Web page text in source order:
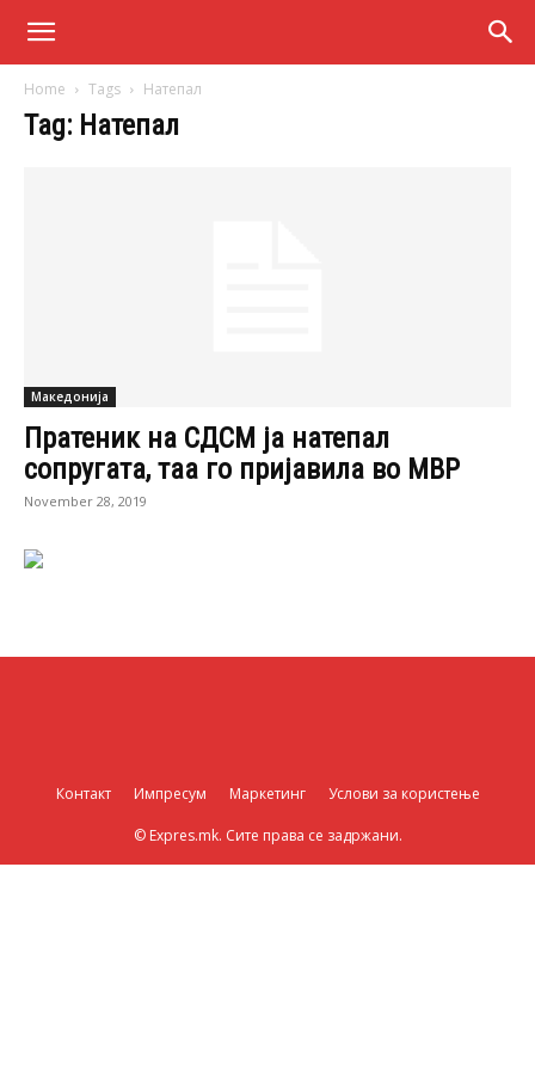
Home Tags Натепал
Tag: Натепал
Македонија
Пратеник на СДСМ ја натепал
сопругата, таа го пријавила во МВР
November 28, 2019
Контакт Импресум Маркетинг Услови за користење
© Expres.mk. Сите права се задржани.